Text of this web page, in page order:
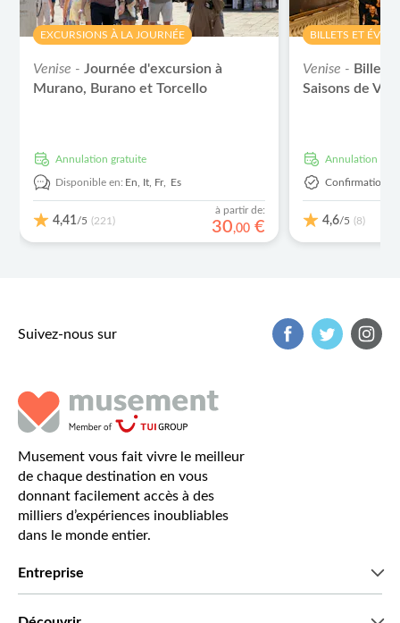
EXCURSIONS À LA JOURNÉE
Venise -Journée d'excursion à
Murano, Burano et Torcello
Annulation gratuite
Disponible en: En, It, Fr, Es
4,41/5 (221)
à partir de:
30,00 €
BILLETS ET
Venise - Billets
Saisons de
Annulation
Confirmation
4,6/5 (8)
Suivez-nous sur
Musement vous fait vivre le meilleur
de chaque destination en vous
donnant facilement accès à des
milliers d’expériences inoubliables
dans le monde entier.
Entreprise